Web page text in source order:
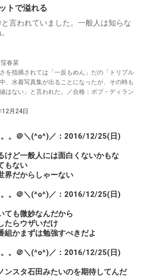
トで溢れる
言われていました。一般人は知らな
春菜
を指摘されては「一反もめん」だの「トリプル
、水着写真集が出ることになったが、その時も
はない」と言われた。／合格：ボブ・ディラン
12月24日
。＠＼(^o^)／：2016/12/25(日)
けど一般人には面白くないかもな
もない
界だからしゃーない
。＠＼(^o^)／：2016/12/25(日)
ても微妙なんだから
たらウザいだけ
組かまずは勉強すべきだよ
。＠＼(^o^)／：2016/12/25(日)
ンスタ石田みたいのを期待してんだ